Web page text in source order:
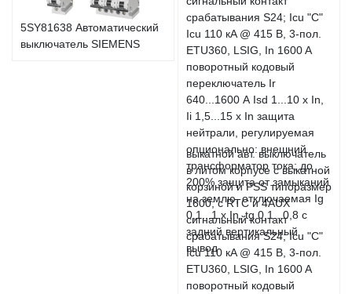
5SY81638 Автоматический
выключатель SIEMENS
выкатной авт. выключатель
в литом корпусе с выкатной
корзиной и PSS типоразмер
1600; с RTC и 4AUX
сигнальный контакт
срабатывания S24; Icu "C"
Icu 110 кA @ 415 В, 3-пол.
ETU360, LSIG, In 1600 A
поворотный кодовый